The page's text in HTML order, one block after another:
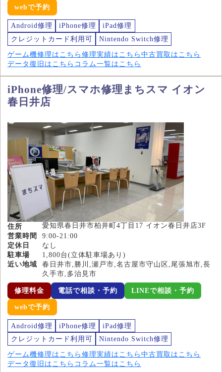
webで予約
Android修理 iPhone修理
iPad修理
クレジットカード利用可
Nintendo Switch修理
ゲーム機修理はこちら 修理実績はこちら 中古買取はこちら
データ復旧はこちら コラム一覧はこちら
iPhone修理/スマホ修理まちスマ イオン
春日井店
住所
愛知県春日井市柏井町4丁目17 イオン春日井店3F
営業時間
9:00-21:00
定休日
なし
駐車場
1,800台(立体駐車場あり)
近い地域
春日井市,勝川,瀬戸市,名古屋市守山区,尾張旭市,長
久手市,多治見市
修理料金 電話で相談・予約 LINEで相談・予約
webで予約
Android修理 iPhone修理
iPad修理
クレジットカード利用可
Nintendo Switch修理
ゲーム機修理はこちら 修理実績はこちら 中古買取はこちら
データ復旧はこちら コラム一覧はこちら